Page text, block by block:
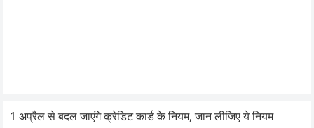
1 अप्रैल से बदल जाएंगे क्रेडिट कार्ड के नियम, जान लीजिए ये नियम